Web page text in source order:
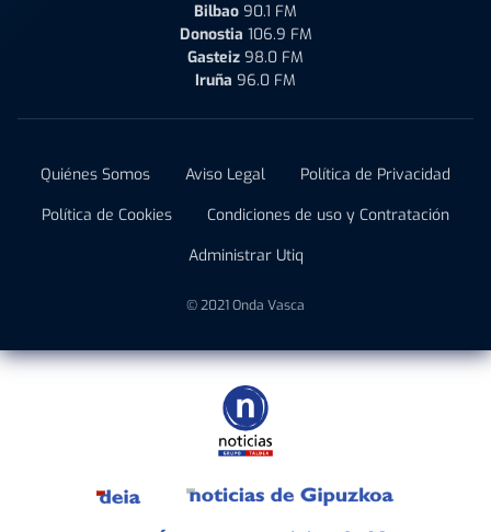
Bilbao 90.1 FM
Donostia 106.9 FM
Gasteiz 98.0 FM
Iruña 96.0 FM
Quiénes Somos Aviso Legal
Política de Privacidad
Política de Cookies
Condiciones de uso y Contratación
Administrar Utiq
© 2021 Onda Vasca